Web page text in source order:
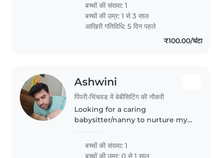
बच्चों की संख्या: 1
बच्चों की उम्र:1 से 3 साल
आखिरी गतिविधि: 5 दिन पहले
₹100.00/घंटा
Ashwini
पिंपरी-चिंचवड में बेबीसिटिंग की नौकरी
Looking for a caring
babysitter/nanny to nurture my
baby loves cuddles! Someone
comfortable with light chores,
बच्चों की संख्या: 1
बच्चों की उम्र:0 से 1 साल